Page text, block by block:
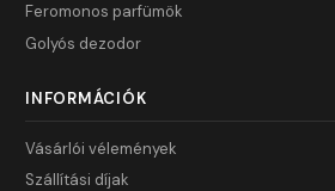
Feromonos parfümök
Golyós dezodor
INFORMÁCIÓK
Vásárlói vélemények
Szállítási díjak